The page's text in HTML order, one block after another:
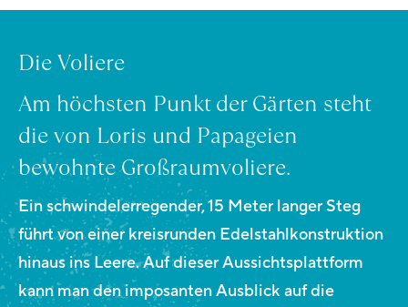
Die Voliere
Am höchsten Punkt der Gärten steht
die von Loris und Papageien
bewohnte Großraumvoliere.
Ein schwindelerregender, 15 Meter langer Steg
führt von einer kreisrunden Edelstahlkonstruktion
hinaus ins Leere. Auf dieser Aussichtsplattform
kann man den imposanten Ausblick auf die